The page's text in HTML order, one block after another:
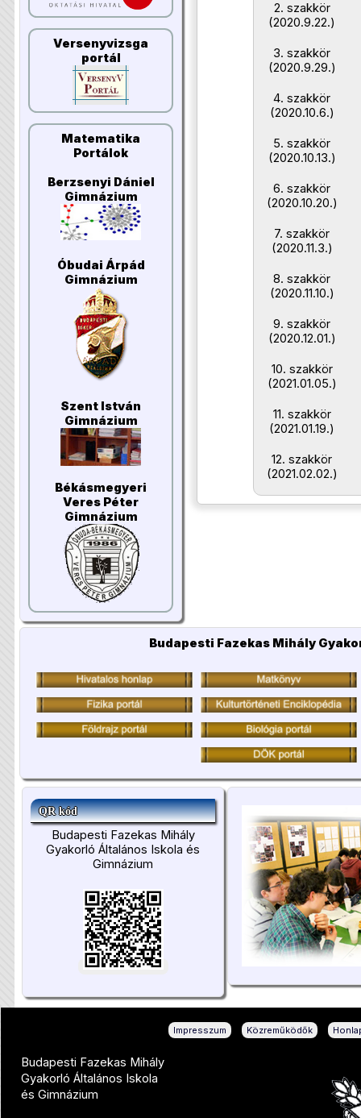
Versenyvizsga
portál
Matematika
Portálok
Berzsenyi Dániel
Gimnázium
Óbudai Árpád
Gimnázium
Szent István
Gimnázium
Békásmegyeri
Veres Péter
Gimnázium
2. szakkör
(2020.9.22.)
3. szakkör
(2020.9.29.)
4. szakkör
(2020.10.6.)
5. szakkör
(2020.10.13.)
6. szakkör
(2020.10.20.)
7. szakkör
(2020.11.3.)
8. szakkör
(2020.11.10.)
9. szakkör
(2020.12.01.)
10. szakkör
(2021.01.05.)
11. szakkör
(2021.01.19.)
12. szakkör
(2021.02.02.)
Budapesti Fazekas Mihály
QR kód
Budapesti Fazekas Mihály
Gyakorló Általános Iskola és
Gimnázium
Impresszum Közreműködők
Budapesti Fazekas Mihály
Gyakorló Általános Iskola
és Gimnázium